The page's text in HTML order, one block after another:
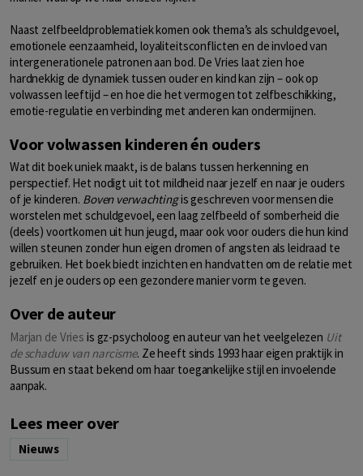
Naast zelfbeeldproblematiek komen ook thema’s als schuldgevoel,
emotionele eenzaamheid, loyaliteitsconflicten en de invloed van
intergenerationele patronen aan bod. De Vries laat zien hoe
hardnekkig de dynamiek tussen ouder en kind kan zijn – ook op
volwassen leeftijd – en hoe die het vermogen tot zelfbeschikking,
emotie-regulatie en verbinding met anderen kan ondermijnen.
Voor volwassen kinderen én ouders
Wat dit boek uniek maakt, is de balans tussen herkenning en
perspectief. Het nodigt uit tot mildheid naar jezelf en naar je ouders
of je kinderen. Boven verwachtingis geschreven voor mensen die
worstelen met schuldgevoel, een laag zelfbeeld of somberheid die
(deels) voortkomen uit hun jeugd, maar ook voor ouders die hun kind
willen steunen zonder hun eigen dromen of angsten als leidraad te
gebruiken. Het boek biedt inzichten en handvatten om de relatie met
jezelf en je ouders op een gezondere manier vorm te geven.
Over de auteur
Marjan de Vries is gz-psycholoog en auteur van het veelgelezen Uit
de schaduw van narcisme. Ze heeft sinds 1993 haar eigen praktijk in
Bussum en staat bekend om haar toegankelijke stijl en invoelende
aanpak.
Lees meer over
Nieuws